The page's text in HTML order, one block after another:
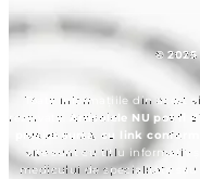
© 2025
Toate informațiile din acest
rezervate. Articolele NU pot fi
preciza sursa, cu link
site sunt cu titlu informativ
medicului de specialitate